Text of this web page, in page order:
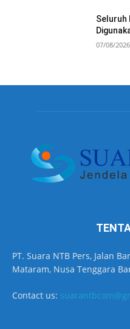
Seluruh
07/08/2026
PT. Suara NTB Pers, Jalan
Mataram, Nusa Tenggara
Contact us: